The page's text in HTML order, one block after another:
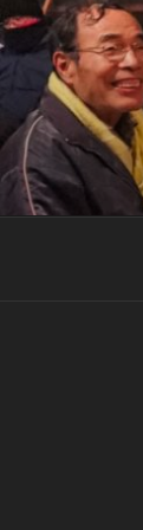
コ
ン
テ
ツ
へ
ス